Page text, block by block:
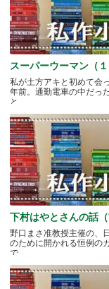
スーパーウーマン（１
私が土方アキと初めて会
年前。通勤電車の中だっ
と.....
下村はやとさんの話（
野口まさ准教授主催の、
のために開かれる恒例の
で.....